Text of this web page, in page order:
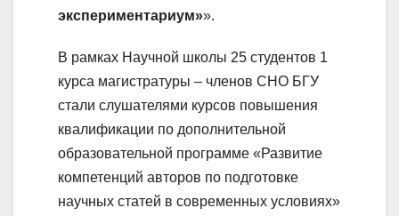
экспериментариум»».
В рамках Научной школы 25 студентов 1
курса магистратуры – членов СНО БГУ
стали слушателями курсов повышения
квалификации по дополнительной
образовательной программе «Развитие
компетенций авторов по подготовке
научных статей в современных условиях»